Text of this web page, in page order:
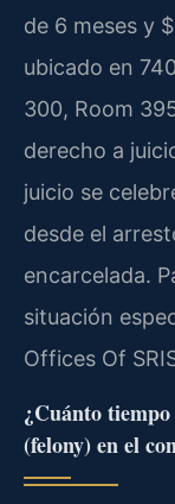
de 6 meses y
ubicado en
300, Room
derecho a
juicio se
desde el
encarcelada.
situación
Offices Of
¿Cuánto
(felony) en el